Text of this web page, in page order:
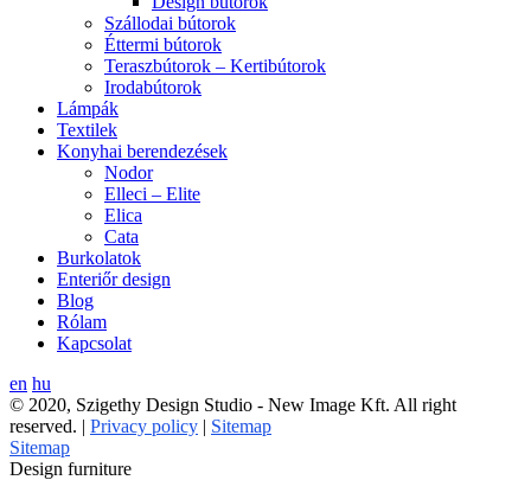
Szállodai bútorok
Éttermi bútorok
Teraszbútorok – Kertibútorok
Irodabútorok
Lámpák
Textilek
Konyhai berendezések
Nodor
Elleci – Elite
Elica
Cata
Burkolatok
Enteriőr design
Blog
Rólam
Kapcsolat
en hu
© 2020, Szigethy Design Studio - New Image Kft. All right
reserved. | Privacy policy | Sitemap
Sitemap
Design furniture